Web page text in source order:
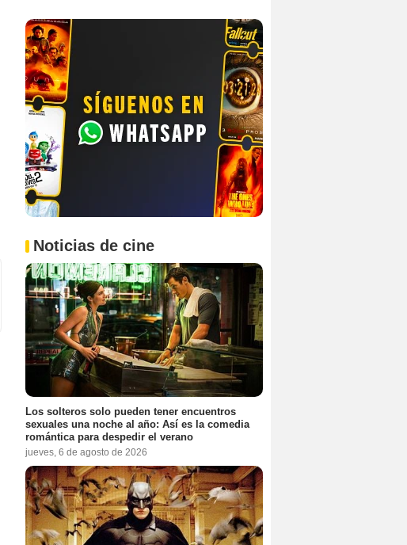
Noticias de cine
Los solteros solo pueden tener encuentros
sexuales una noche al año: Así es la comedia
romántica para despedir el verano
jueves, 6 de agosto de 2026